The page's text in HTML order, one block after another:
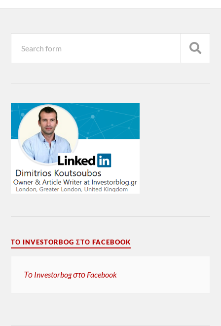
ΤΟ INVESTORBOG ΣΤΟ FACEBOOK
Το Investorbog στο Facebook